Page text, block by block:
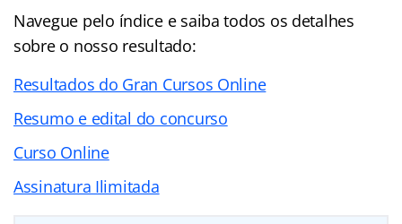
Navegue pelo índicee saiba todos os detalhes
sobre o nosso resultado:
Resultados do Gran Cursos Online
Resumo e edital do concurso
Curso Online
Assinatura Ilimitada